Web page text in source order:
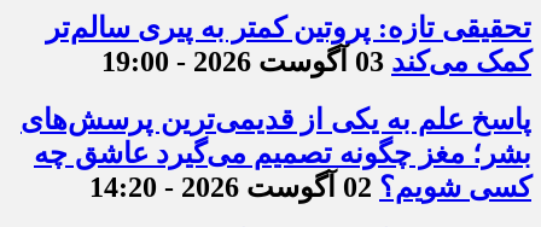
تحقیقی تازه: پروتین کمتر به پیری سالم‌تر
کمک می‌کند 03 آگوست 2026 - 19:00
پاسخ علم به یکی از قدیمی‌ترین پرسش‌های
بشر؛ مغز چگونه تصمیم می‌گیرد عاشق چه
کسی شویم؟ 02 آگوست 2026 - 14:20